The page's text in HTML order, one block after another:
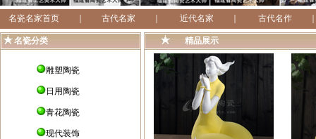
名瓷名家首页 古代名家 近代名家 古代名作
名瓷分类
雕塑陶瓷
日用陶瓷
青花陶瓷
现代装饰
精品展示